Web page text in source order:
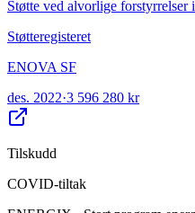
Støtte ved alvorlige
Støtteregisteret
ENOVA SF
des. 2022·3 596 280 kr
Tilskudd
COVID-tiltak